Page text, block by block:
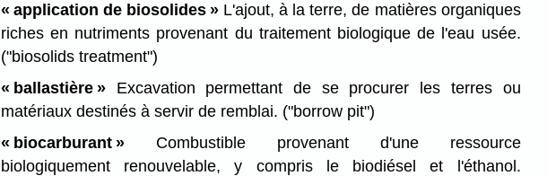
« application de biosolides »L'ajout, à la terre, de matières organiques
riches en nutriments provenant du traitement biologique de l'eau usée.
("biosolids treatment")
« ballastière »Excavation permettant de se procurer les terres ou
matériaux destinés à servir de remblai. ("borrow pit")
« biocarburant »Combustible provenant d'une ressource
biologiquement renouvelable, y compris le biodiésel et l'éthanol.